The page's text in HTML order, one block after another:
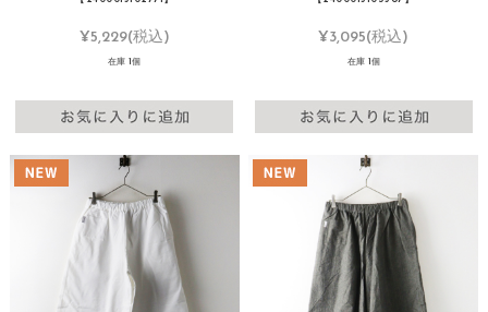
¥5,229(税込)
在庫 1個
¥3,095(税込)
在庫 1個